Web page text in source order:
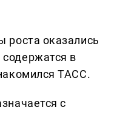
роста оказались
в
ТАСС.
с